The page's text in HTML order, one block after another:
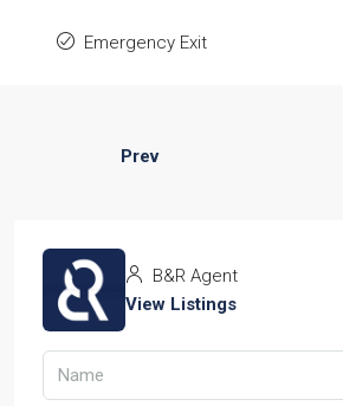
Emergency Exit
Prev
B&R Agent
View Listings